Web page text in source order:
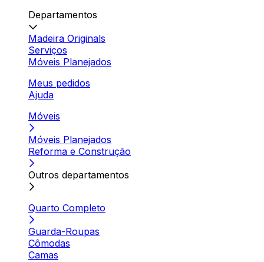
Departamentos
Madeira Originals
Serviços
Móveis Planejados
Meus pedidos
Ajuda
Móveis
Móveis Planejados
Reforma e Construção
Outros departamentos
Quarto Completo
Guarda-Roupas
Cômodas
Camas